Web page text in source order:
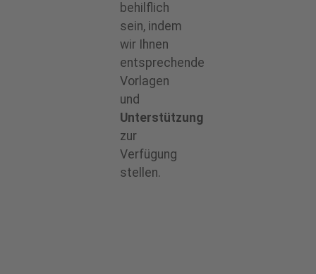
behilflich
sein, indem
wir Ihnen
entsprechende
Vorlagen
und
Unterstützung
zur
Verfügung
stellen.